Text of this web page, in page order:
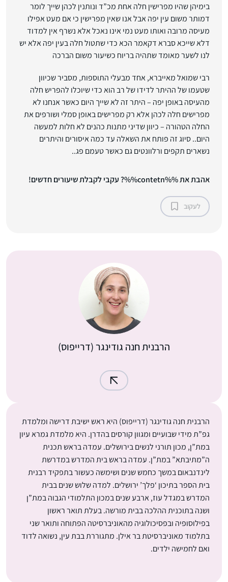
בימיהן שהיו מפרישין חלה אחת מכ”ד ונותנין לכהן שייך לומר
דמותר משום עין יפה אבל אנו שאין מפרישין כי אם מעט אפילו
מעיסה מרובה ואותו מעט נמי אינו נאכל אלא נשרף אין למדוד
דלא שייכא סברא דקאמר הכא כדי שתטול חלה בעין יפה אלא יש
לנו לשער מאומד שתהיה בריוח כשיעור משום הברכה
רבי שמואל מאייברא, אחד מבעלי התוספות, מסביר שכיוון
שטעמו של ההיתר לדידו של רב הוא כדי שיוכלו להפריש חלה
מהעיסה באופן יפה – היתר זה לא שייך היום כאשר אנחנו לא
מפרישים חלה לכהן אלא רק מפרישים באופן סמלי ושורפים את
החלה הטהורה – כיוון שדיני מתנות כהנים לא חלות למעשה
היום.. סיוג זה פותח את השאלה עד כמה איסורים והיתרים
נשארים תקפים ורלוונטים גם כאשר טעמם פג..
אהבת את %%contetn%%? עקבי לקבלת שיעורים חדשים!
לעקוב
הרבנית חנה גודינגר (דרייפוס)
הרבנית חנה גודינגר (דרייפוס) היא ראש ישיבת דרישה ומלמדת
גפ”ת מידי שבועיים ומגוון קורסים בהדרן. היא מלמדת גמרא עיון
במת”ן, מכון תורני לנשים בירושלים. עמדה בראש תכנית
ה”מתיבתא” במת”ן. עמדה בראש בית המדרש במדרשת
לינדנבאום במשך כחמש שנים ושימשה כעשור בתפקיד רבנית
בית הספר בתיכון ‘פלך’ ירושלים. למדה שלוש שנים בבית
המדרש במגדל עוז, ארבע שנים במכון התלמודי הגבוה במת”ן
ושנה בתוכנית ההלכה בבית מורשה. בעלת תואר ראשון
בפילוסופיה ובפסיכולוגיה מהאוניברסיטה הפתוחה ותואר שני
בתלמוד מאוניברסיטת בר אילן. מתגוררת בבת עין, נשואה לדוד
ואם לחמישה ילדים.